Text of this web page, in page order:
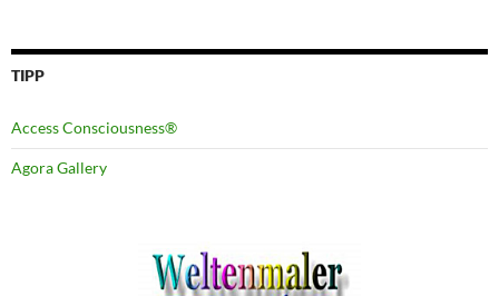
TIPP
Access Consciousness®
Agora Gallery